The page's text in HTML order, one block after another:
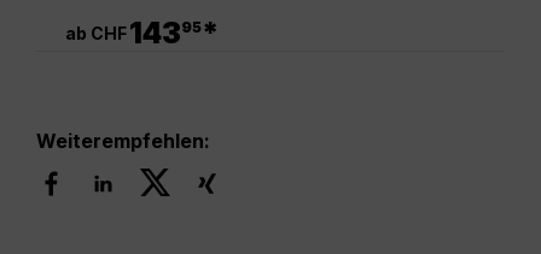
ab CHF14395*
Weiterempfehlen: